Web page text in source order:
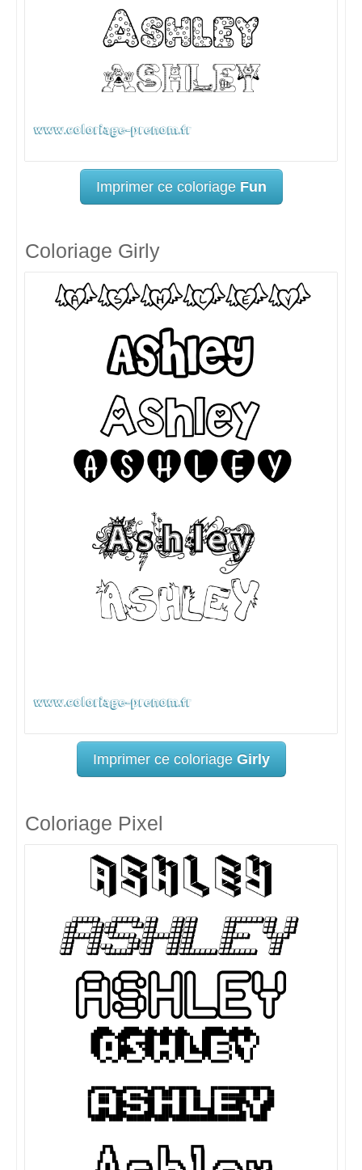
Imprimer ce coloriage Fun
Coloriage Girly
Imprimer ce coloriage Girly
Coloriage Pixel